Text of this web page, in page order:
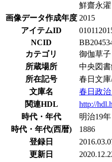
鮮齋永濯
画像データ作成年度 2015
アイテムID
NCID
カテゴリ
御伽草子
所蔵場所
中央図
所在記号
春日文庫
文庫名
春日政
関連HDL
http://
時代・年代
明治19年
時代・年代(西暦)
1886
登録日
更新日